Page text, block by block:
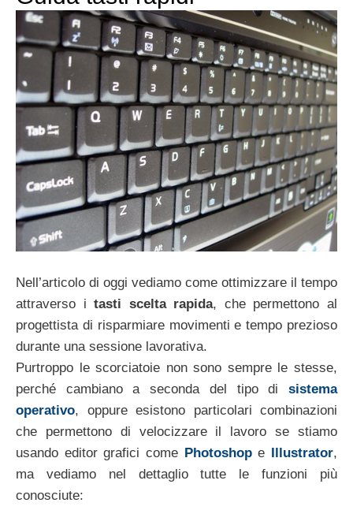
Nell’articolo di oggi vediamo come ottimizzare il tempo
attraverso itasti scelta rapida, che permettono al
progettista di risparmiare movimenti e tempo prezioso
durante una sessione lavorativa.
Purtroppo le scorciatoie non sono sempre le stesse,
perché cambiano a seconda del tipo di sistema
operativo, oppure esistono particolari combinazioni
che permettono di velocizzare il lavoro se stiamo
usando editor grafici come Photoshope Illustrator,
ma vediamo nel dettaglio tutte le funzioni più
conosciute: